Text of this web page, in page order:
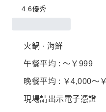
4.6優秀
火鍋 · 海鮮
午餐平均 : ～￥999
晚餐平均 : ￥4,000～
現場請出示電子憑證